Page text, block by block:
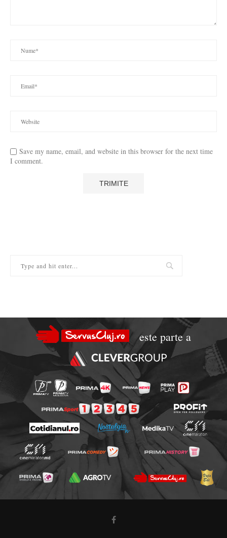
Save my name, email, and website in this browser for the next time
I comment.
este parte a